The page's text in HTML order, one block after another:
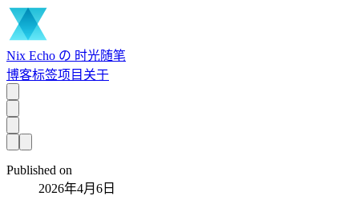
Nix Echo の 时光随笔
博客标签项目 关于
Published on
2026年4月6日